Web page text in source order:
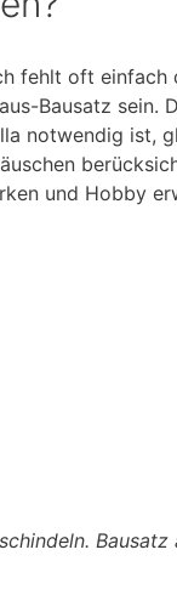
fehlt oft
Bausatz
notwendig ist,
und Hobby